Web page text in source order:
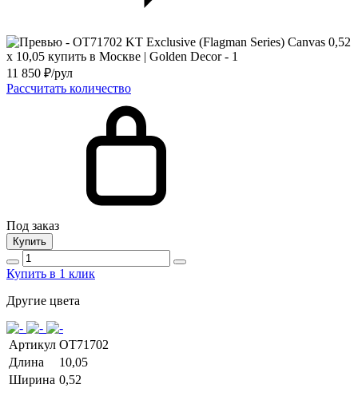
11 850 ₽/рул
Рассчитать количество
Под заказ
Купить
Купить в 1 клик
Другие цвета
Артикул OT71702
Длина
10,05
Ширина 0,52